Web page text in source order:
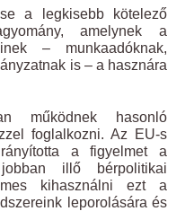
a legkisebb kötelező
amelynek a
– munkaadóknak,
is – a hasznára
működnek hasonló
foglalkozni. Az EU-s
a figyelmet a
illő bérpolitikai
kihasználni ezt a
leporolására és